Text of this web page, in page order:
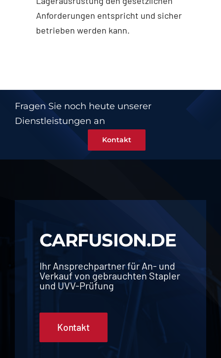
Anforderungen entspricht und sicher
betrieben werden kann.
Fragen Sie noch heute unserer
Dienstleistungen an
Kontakt
CARFUSION.DE
Ihr Ansprechpartner für An- und
Verkauf von gebrauchten Stapler
und UVV-Prüfung
Kontakt